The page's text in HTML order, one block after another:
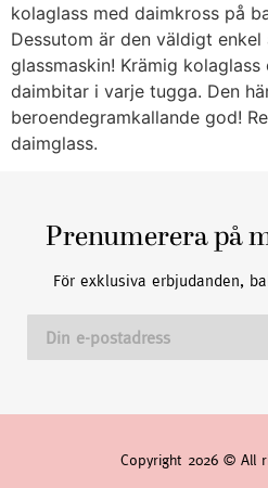
kolaglass med daimkross på
Dessutom är den väldigt
glassmaskin! Krämig
daimbitar i varje tugga. Den
beroendegramkallande god!
daimglass.
Prenumerera på
För exklusiva erbjudanden,
Copyright 2026 © All